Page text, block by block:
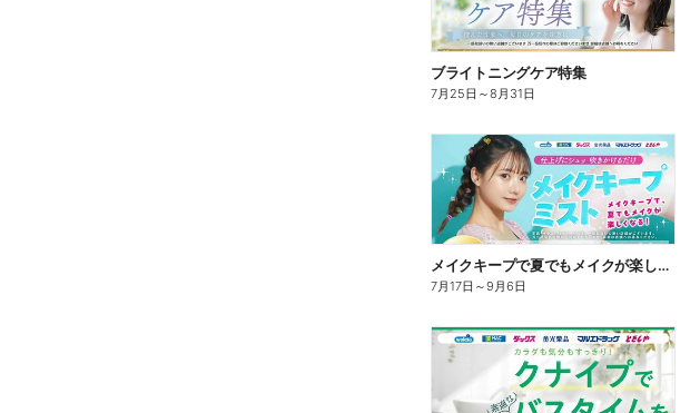
ブライトニングケア特集
7月25日 ～8月31日
メイクキープで夏でもメイクが楽しくなる!
7月17日 ～9月6日